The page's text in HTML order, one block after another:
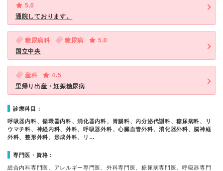
5.0
通院しております。
糖尿病科 糖尿病
5.0
国立中央
産科
4.5
里帰り出産・妊娠糖尿病
診療科目：
呼吸器内科、循環器内科、消化器内科、胃腸科、内分泌代謝科、糖尿病科、リ
ウマチ科、神経内科、外科、呼吸器外科、心臓血管外科、消化器外科、脳神経
外科、整形外科、形成外科、リ…
専門医・資格：
総合内科専門医、アレルギー専門医、外科専門医、糖尿病専門医、呼吸器専門